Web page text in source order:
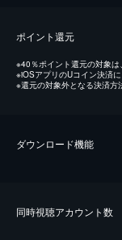
ポイント還元
※40％ポイント還元の対象は
※iOSアプリのUコイン決済
※還元の対象外となる決済方
ダウンロード機能
同時視聴アカウント数